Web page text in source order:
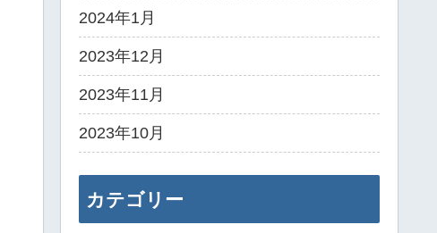
2024年1月
2023年12月
2023年11月
2023年10月
カテゴリー